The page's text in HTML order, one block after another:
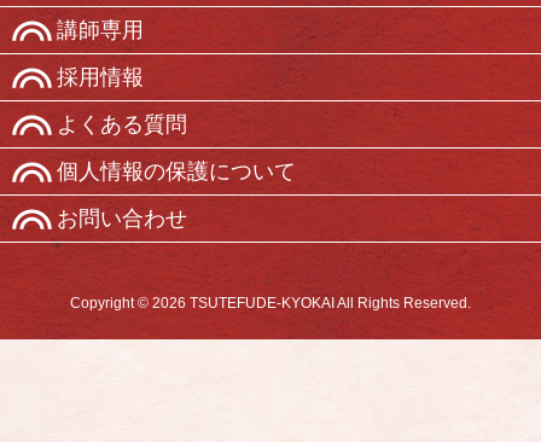
講師専用
採用情報
よくある質問
個人情報の保護について
お問い合わせ
Copyright © 2026 TSUTEFUDE-KYOKAI All Rights Reserved.